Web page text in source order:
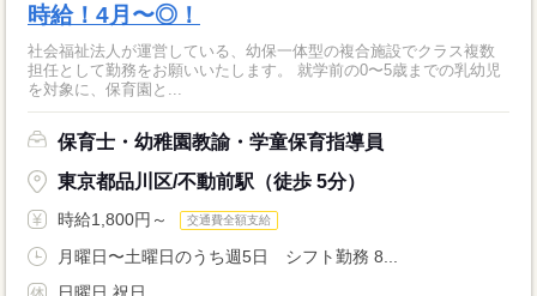
時給！4月〜◎！
社会福祉法人が運営している、幼保一体型の複合施設でクラス複数
担任として勤務をお願いいたします。 就学前の0〜5歳までの乳幼児
を対象に、保育園と...
保育士・幼稚園教諭・学童保育指導員
東京都品川区/不動前駅（徒歩 5分）
時給1,800円～ 交通費全額支給
月曜日〜土曜日のうち週5日 シフト勤務 8...